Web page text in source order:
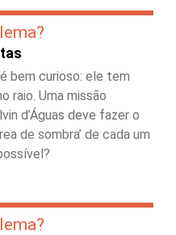
bem curioso: ele tem
raio. Uma missão
d’Águas deve fazer o
de sombra’ de cada um